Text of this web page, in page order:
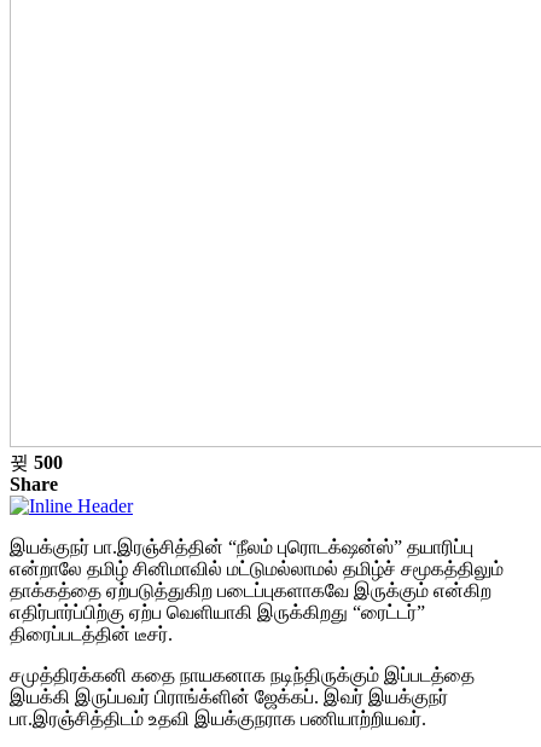
500
Share
இயக்குநர் பா.இரஞ்சித்தின் “நீலம் புரொடக்‌ஷன்ஸ்” தயாரிப்பு
என்றாலே தமிழ் சினிமாவில் மட்டுமல்லாமல் தமிழ்ச் சமூகத்திலும்
தாக்கத்தை ஏற்படுத்துகிற படைப்புகளாகவே இருக்கும் என்கிற
எதிர்பார்ப்பிற்கு ஏற்ப வெளியாகி இருக்கிறது “ரைட்டர்”
திரைப்படத்தின் டீசர்.
சமுத்திரக்கனி கதை நாயகனாக நடிந்திருக்கும் இப்படத்தை
இயக்கி இருப்பவர் பிராங்க்ளின் ஜேக்கப். இவர் இயக்குநர்
பா.இரஞ்சித்திடம் உதவி இயக்குநராக பணியாற்றியவர்.